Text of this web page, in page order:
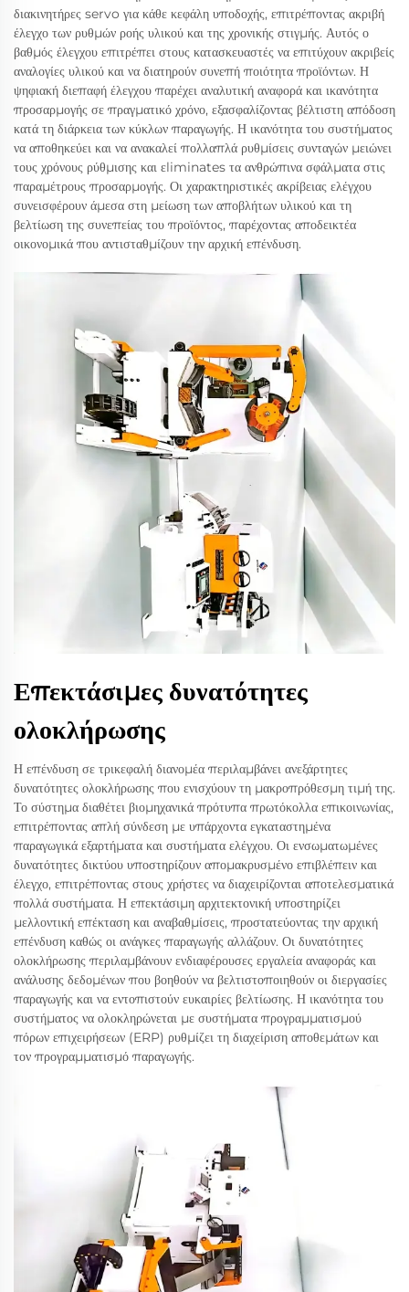
διακινητήρες servo για κάθε κεφάλη υποδοχής, επιτρέποντας ακριβή
έλεγχο των ρυθμών ροής υλικού και της χρονικής στιγμής. Αυτός ο
βαθμός έλεγχου επιτρέπει στους κατασκευαστές να επιτύχουν ακριβείς
αναλογίες υλικού και να διατηρούν συνεπή ποιότητα προϊόντων. Η
ψηφιακή διεπαφή έλεγχου παρέχει αναλυτική αναφορά και ικανότητα
προσαρμογής σε πραγματικό χρόνο, εξασφαλίζοντας βέλτιστη απόδοση
κατά τη διάρκεια των κύκλων παραγωγής. Η ικανότητα του συστήματος
να αποθηκεύει και να ανακαλεί πολλαπλά ρυθμίσεις συνταγών μειώνει
τους χρόνους ρύθμισης και εliminates τα ανθρώπινα σφάλματα στις
παραμέτρους προσαρμογής. Οι χαρακτηριστικές ακρίβειας ελέγχου
συνεισφέρουν άμεσα στη μείωση των αποβλήτων υλικού και τη
βελτίωση της συνεπείας του προϊόντος, παρέχοντας αποδεικτέα
οικονομικά που αντισταθμίζουν την αρχική επένδυση.
Επεκτάσιμες δυνατότητες
ολοκλήρωσης
Η επένδυση σε τρικεφαλή διανομέα περιλαμβάνει ανεξάρτητες
δυνατότητες ολοκλήρωσης που ενισχύουν τη μακροπρόθεσμη τιμή της.
Το σύστημα διαθέτει βιομηχανικά πρότυπα πρωτόκολλα επικοινωνίας,
επιτρέποντας απλή σύνδεση με υπάρχοντα εγκαταστημένα
παραγωγικά εξαρτήματα και συστήματα ελέγχου. Οι ενσωματωμένες
δυνατότητες δικτύου υποστηρίζουν απομακρυσμένο επιβλέπειν και
έλεγχο, επιτρέποντας στους χρήστες να διαχειρίζονται αποτελεσματικά
πολλά συστήματα. Η επεκτάσιμη αρχιτεκτονική υποστηρίζει
μελλοντική επέκταση και αναβαθμίσεις, προστατεύοντας την αρχική
επένδυση καθώς οι ανάγκες παραγωγής αλλάζουν. Οι δυνατότητες
ολοκλήρωσης περιλαμβάνουν ενδιαφέρουσες εργαλεία αναφοράς και
ανάλυσης δεδομένων που βοηθούν να βελτιστοποιηθούν οι διεργασίες
παραγωγής και να εντοπιστούν ευκαιρίες βελτίωσης. Η ικανότητα του
συστήματος να ολοκληρώνεται με συστήματα προγραμματισμού
πόρων επιχειρήσεων (ERP) ρυθμίζει τη διαχείριση αποθεμάτων και
τον προγραμματισμό παραγωγής.